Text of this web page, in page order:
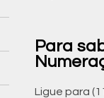
Para
Ligue para